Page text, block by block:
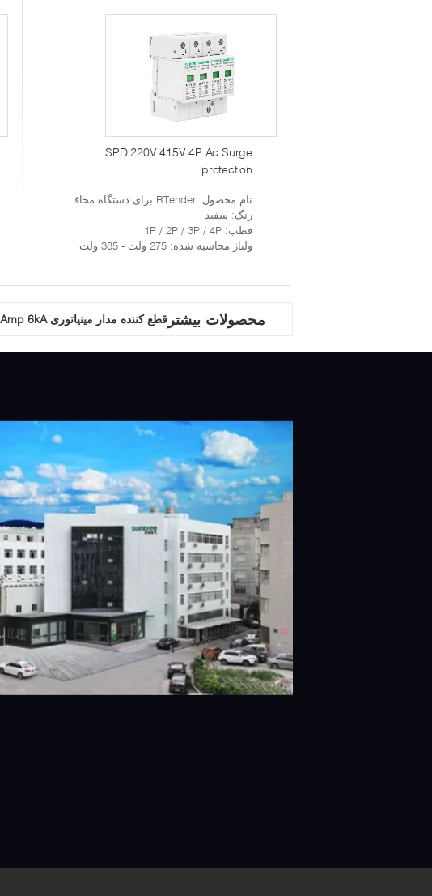
SPD 220V 415V 4P Ac Surge
protection
نام محصول: RTender برای دستگاه محافظ موج SPD
رنگ: سفید
قطب: 1P / 2P / 3P / 4P
ولتاژ محاسبه شده: 275 ولت - 385 ولت
محصولات بیشتر قطع کننده مدار مینیاتوری SL7-63 C16 2Pole 63Amp 6kA